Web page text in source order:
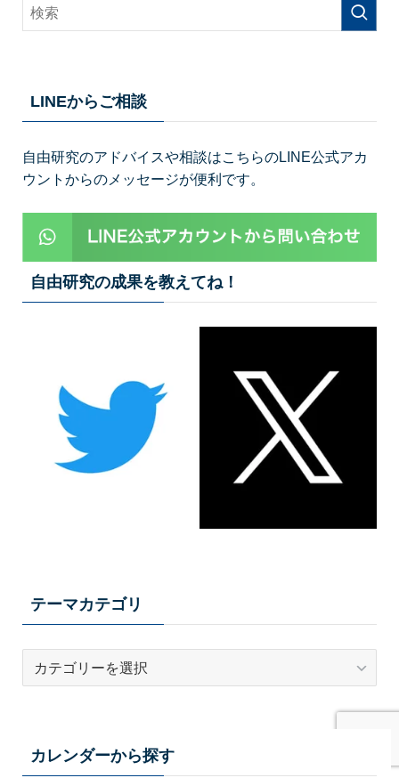
LINEからご相談
自由研究のアドバイスや相談はこちらのLINE公式アカ
ウントからのメッセージが便利です。
自由研究の成果を教えてね！
テーマカテゴリ
カレンダーから探す